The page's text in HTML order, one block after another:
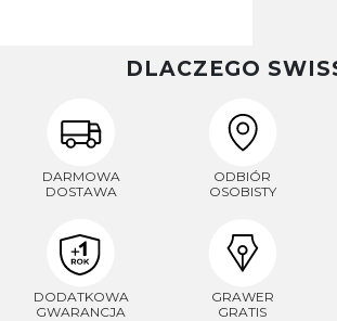
DLACZEGO
DARMOWA
DOSTAWA
ODBIÓR
OSOBISTY
DODATKOWA
GWARANCJA
GRAWER
GRATIS